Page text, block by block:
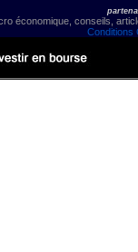
économique, conseils,
Conditions